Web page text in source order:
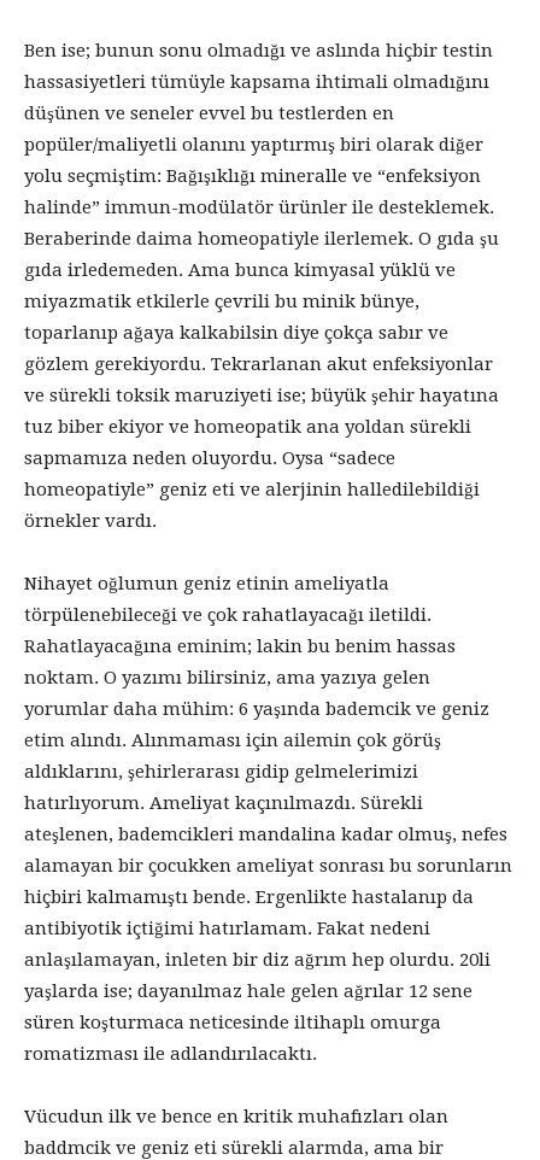
Ben ise; bunun sonu olmadığı ve aslında hiçbir testin
hassasiyetleri tümüyle kapsama ihtimali olmadığını
düşünen ve seneler evvel bu testlerden en
popüler/maliyetli olanını yaptırmış biri olarak diğer
yolu seçmiştim: Bağışıklığı mineralle ve “enfeksiyon
halinde” immun-modülatör ürünler ile desteklemek.
Beraberinde daima homeopatiyle ilerlemek. O gıda şu
gıda irledemeden. Ama bunca kimyasal yüklü ve
miyazmatik etkilerle çevrili bu minik bünye,
toparlanıp ağaya kalkabilsin diye çokça sabır ve
gözlem gerekiyordu. Tekrarlanan akut enfeksiyonlar
ve sürekli toksik maruziyeti ise; büyük şehir hayatına
tuz biber ekiyor ve homeopatik ana yoldan sürekli
sapmamıza neden oluyordu. Oysa “sadece
homeopatiyle” geniz eti ve alerjinin halledilebildiği
örnekler vardı.
Nihayet oğlumun geniz etinin ameliyatla
törpülenebileceği ve çok rahatlayacağı iletildi.
Rahatlayacağına eminim; lakin bu benim hassas
noktam. O yazımı bilirsiniz, ama yazıya gelen
yorumlar daha mühim: 6 yaşında bademcik ve geniz
etim alındı. Alınmaması için ailemin çok görüş
aldıklarını, şehirlerarası gidip gelmelerimizi
hatırlıyorum. Ameliyat kaçınılmazdı. Sürekli
ateşlenen, bademcikleri mandalina kadar olmuş, nefes
alamayan bir çocukken ameliyat sonrası bu sorunların
hiçbiri kalmamıştı bende. Ergenlikte hastalanıp da
antibiyotik içtiğimi hatırlamam. Fakat nedeni
anlaşılamayan, inleten bir diz ağrım hep olurdu. 20li
yaşlarda ise; dayanılmaz hale gelen ağrılar 12 sene
süren koşturmaca neticesinde iltihaplı omurga
romatizması ile adlandırılacaktı.
Vücudun ilk ve bence en kritik muhafızları olan
baddmcik ve geniz eti sürekli alarmda, ama bir